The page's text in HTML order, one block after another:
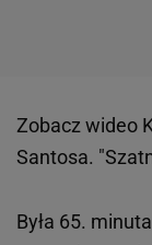
Zobacz wideo
Santosa.
Była 65.